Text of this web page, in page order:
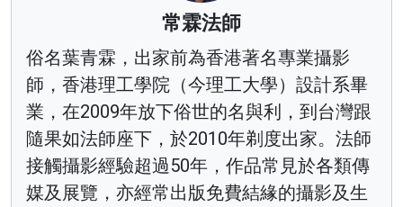
常霖法師
俗名葉青霖，出家前為香港著名專業攝影
師，香港理工學院（今理工大學）設計系畢
業，在2009年放下俗世的名與利，到台灣跟
隨果如法師座下，於2010年剃度出家。法師
接觸攝影經驗超過50年，作品常見於各類傳
媒及展覽，亦經常出版免費結緣的攝影及生